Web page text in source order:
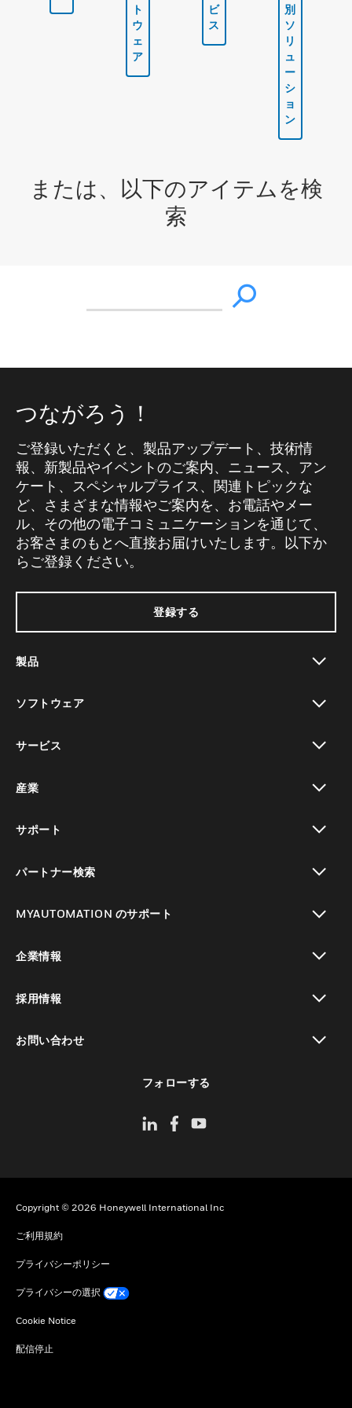
ト
ウ
ェ
ア
ビ
ス
別
ソ
リ
ュ
ー
シ
ョ
ン
または、以下のアイテムを検
索
つながろう！
ご登録いただくと、製品アップデート、技術情
報、新製品やイベントのご案内、ニュース、アン
ケート、スペシャルプライス、関連トピックな
ど、さまざまな情報やご案内を、お電話やメー
ル、その他の電子コミュニケーションを通じて、
お客さまのもとへ直接お届けいたします。以下か
らご登録ください。
登録する
製品
ソフトウェア
サービス
産業
サポート
パートナー検索
MYAUTOMATION のサポート
企業情報
採用情報
お問い合わせ
フォローする
Copyright © 2026 Honeywell International Inc
ご利用規約
プライバシーポリシー
プライバシーの選択
Cookie Notice
配信停止